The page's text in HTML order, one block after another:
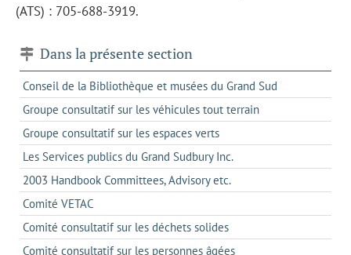
(ATS) : 705-688-3919.
Dans la présente section
Conseil de la Bibliothèque et musées du Grand Sud
Groupe consultatif sur les véhicules tout terrain
Groupe consultatif sur les espaces verts
Les Services publics du Grand Sudbury Inc.
2003 Handbook Committees, Advisory etc.
Comité VETAC
Comité consultatif sur les déchets solides
Comité consultatif sur les personnes âgées